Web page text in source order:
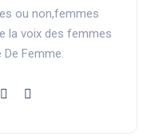
ou non,femmes
la voix des femmes
Femme.